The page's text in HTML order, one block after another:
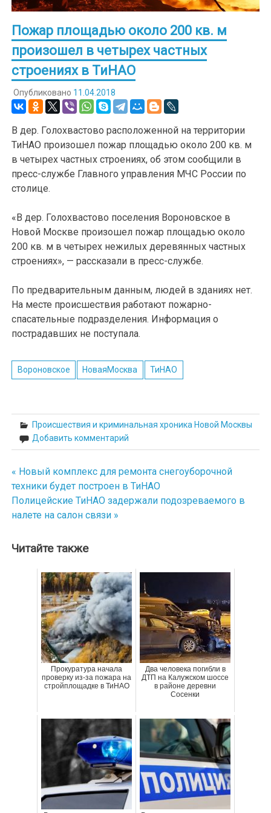
Пожар площадью около 200 кв. м
произошел в четырех частных
строениях в ТиНАО
Опубликовано 11.04.2018
В дер. Голохвастово расположенной на территории
ТиНАО произошел пожар площадью около 200 кв. м
в четырех частных строениях, об этом сообщили в
пресс-службе Главного управления МЧС России по
столице.
«В дер. Голохвастово поселения Вороновское в
Новой Москве произошел пожар площадью около
200 кв. м в четырех нежилых деревянных частных
строениях», — рассказали в пресс-службе.
По предварительным данным, людей в зданиях нет.
На месте происшествия работают пожарно-
спасательные подразделения. Информация о
пострадавших не поступала.
Вороновское НоваяМосква ТиНАО
Происшествия и криминальная хроника Новой Москвы
Добавить комментарий
Навигация
по
записям
« Новый комплекс для ремонта снегоуборочной
техники будет построен в ТиНАО
Полицейские ТиНАО задержали подозреваемого в
налете на салон связи »
Читайте также
Прокуратура начала
проверку из-за пожара на
стройплощадке в ТиНАО
Два человека погибли в
ДТП на Калужском шоссе
в районе деревни
Сосенки